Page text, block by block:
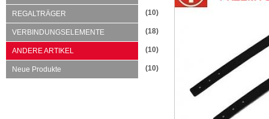
REGALTRÄGER (10)
VERBINDUNGSELEMENTE (18)
ANDERE ARTIKEL (10)
Neue Produkte (10)